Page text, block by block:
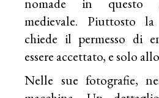
medievale. Piuttosto
chiede il permesso di
essere accettato, e solo
Nelle sue fotografie,